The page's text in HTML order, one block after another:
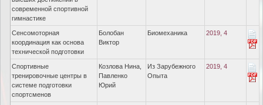
современной спортивной
гимнастике
Сенсомоторная
координация как основа
технической подготовки
Болобан
Виктор
Биомеханика 2019, 4
Спортивные
тренировочные центры в
системе подготовки
спортсменов
Козлова Нина,
Павленко
Юрий
Из Зарубежного
Опыта
2019, 4